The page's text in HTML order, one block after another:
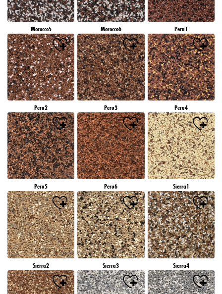
Morocco5 Morocco6 Peru1
Peru2 Peru3 Peru4
Peru5 Peru6 Sierra1
Sierra2 Sierra3 Sierra4